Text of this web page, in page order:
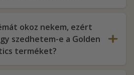
okoz nekem, ezért
szedhetem-e a Golden
terméket?